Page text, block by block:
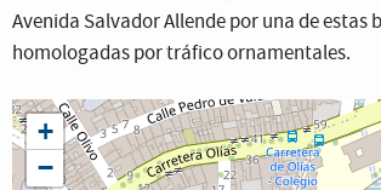
Avenida Salvador Allende por una de estas
homologadas por tráfico ornamentales.
+
−